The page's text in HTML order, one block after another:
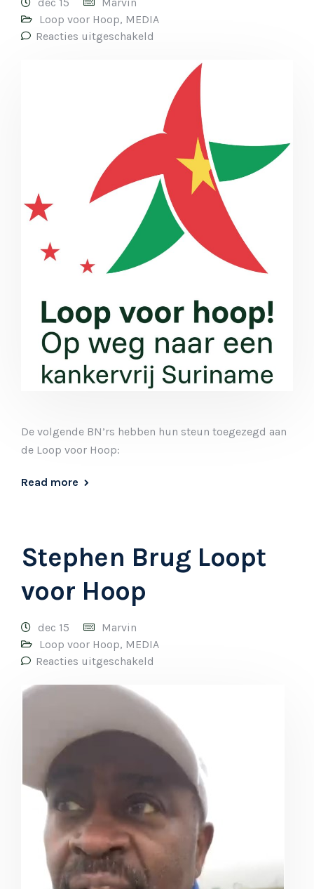
dec 15
Marvin
Loop voor Hoop, MEDIA
Reacties uitgeschakeld
De volgende BN’rs hebben hun steun toegezegd aan
de Loop voor Hoop:
Read more
Stephen Brug Loopt
voor Hoop
dec 15
Marvin
Loop voor Hoop, MEDIA
Reacties uitgeschakeld